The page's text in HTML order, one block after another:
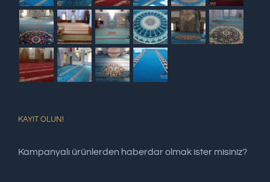
KAYIT OLUN!
Kampanyalı ürünlerden haberdar olmak ister misiniz?